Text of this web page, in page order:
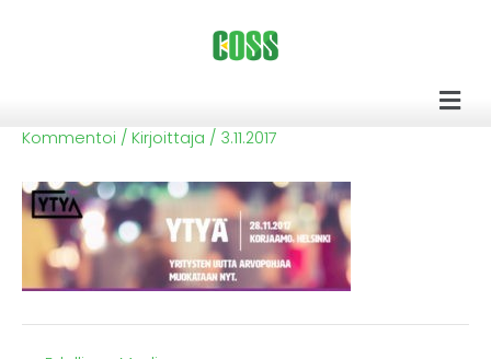
Kommentoi / Kirjoittaja / 3.11.2017